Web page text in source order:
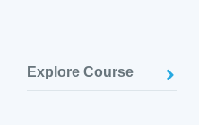
Explore Course